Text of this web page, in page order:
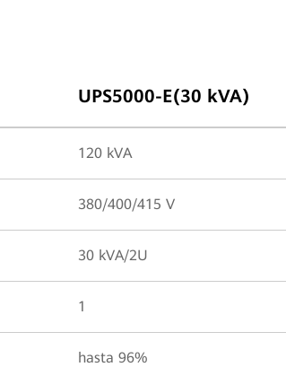
UPS5000-E(30 kVA)
120 kVA
380/400/415 V
30 kVA/2U
1
hasta 96%